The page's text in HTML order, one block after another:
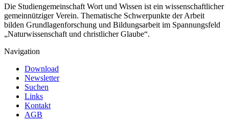
Die Studiengemeinschaft Wort und Wissen ist ein wissenschaftlicher
gemeinnütziger Verein. Thematische Schwerpunkte der Arbeit
bilden Grundlagenforschung und Bildungsarbeit im Spannungsfeld
„Naturwissenschaft und christlicher Glaube“.
Navigation
Download
Newsletter
Suchen
Links
Kontakt
AGB